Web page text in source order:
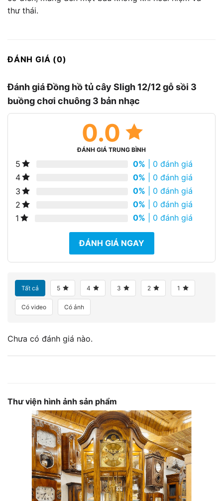
thư thái.
ĐÁNH GIÁ (0)
Đánh giá Đồng hồ tủ cây Sligh 12/12 gỗ sồi 3
buồng chơi chuông 3 bản nhạc
0.0
ĐÁNH GIÁ TRUNG BÌNH
5 0% | 0 đánh giá
4
0% | 0 đánh giá
3
0% | 0 đánh giá
2
0% | 0 đánh giá
1
0% | 0 đánh giá
ĐÁNH GIÁ NGAY
Tất cả 5 4 3 2 1
Có video Có ảnh
Chưa có đánh giá nào.
Thư viện hình ảnh sản phẩm